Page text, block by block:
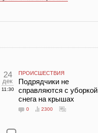
24
дек
11:30
ПРОИСШЕСТВИЯ
Подрядчики не
справляются с уборкой
снега на крышах
0 2300